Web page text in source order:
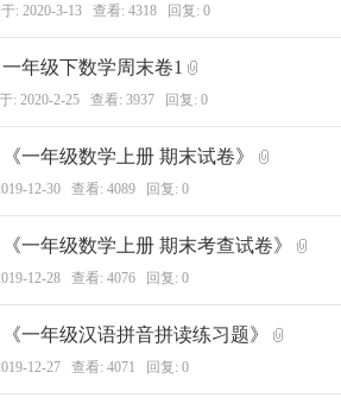
: 2020-3-13 查看: 4318 回复: 0
一年级下数学周末卷1
: 2020-2-25 查看: 3937 回复: 0
《一年级数学上册 期末试卷》
12-30 查看: 4089 回复: 0
《一年级数学上册 期末考查试卷》
12-28 查看: 4076 回复: 0
《一年级汉语拼音拼读练习题》
12-27 查看: 4071 回复: 0